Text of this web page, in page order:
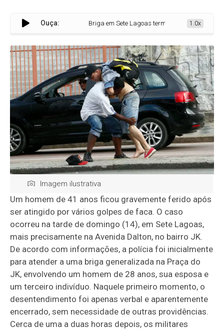
Ouça: Briga em Sete Lagoas termina com homem esfaqueado
1.0x
Imagem ilustrativa
Um homem de 41 anos ficou gravemente ferido após
ser atingido por vários golpes de faca. O caso
ocorreu na tarde de domingo (14), em Sete Lagoas,
mais precisamente na Avenida Dalton, no bairro JK.
De acordo com informações, a polícia foi inicialmente
para atender a uma briga generalizada na Praça do
JK, envolvendo um homem de 28 anos, sua esposa e
um terceiro indivíduo. Naquele primeiro momento, o
desentendimento foi apenas verbal e aparentemente
encerrado, sem necessidade de outras providências.
Cerca de uma a duas horas depois, os militares